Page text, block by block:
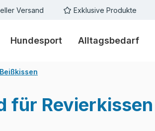
Versand Exklusive Produkte
Hundesport Alltagsbedarf
Beißkissen
für Revierkissen